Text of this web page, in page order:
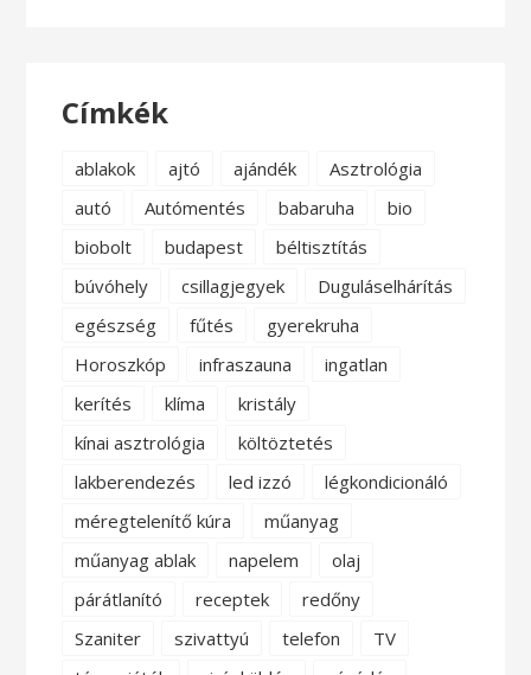
Címkék
ablakok ajtó ajándék
Asztrológia
autó
Autómentés babaruha
bio
biobolt
budapest
béltisztítás
búvóhely
csillagjegyek
Duguláselhárítás
egészség
fűtés
gyerekruha
Horoszkóp
infraszauna
ingatlan
kerítés
klíma
kristály
kínai asztrológia
költöztetés
lakberendezés
led izzó
légkondicionáló
méregtelenítő kúra
műanyag
műanyag ablak
napelem
olaj
párátlanító
receptek
redőny
Szaniter
szivattyú telefon
TV